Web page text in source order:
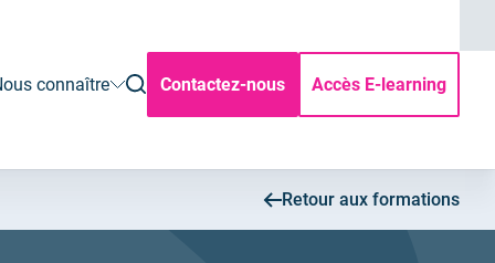
connaître
ouvrirContactez-nous Accès E-learning
Retour aux formations